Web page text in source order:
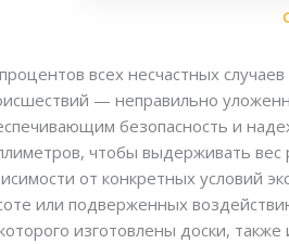
всех несчастных
— неправильно
безопасность и
чтобы выдерживать вес
от конкретных условий
или подверженных
изготовлены доски,